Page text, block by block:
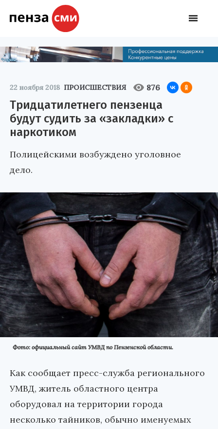
22 ноября 2018 ПРОИСШЕСТВИЯ 876
Тридцатилетнего пензенца
будут судить за «закладки» с
наркотиком
Полицейскими возбуждено уголовное
дело.
Фото: официальный сайт УМВД по Пензенской области.
Как сообщает пресс-служба регионального
УМВД, житель областного центра
оборудовал на территории города
несколько тайников, обычно именуемых